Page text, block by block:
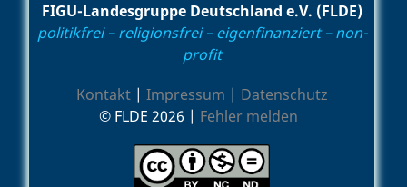
FIGU-Landesgruppe Deutschland e.V. (FLDE)
politikfrei – religionsfrei – eigenfinanziert – non-
profit
Kontakt| Impressum | Datenschutz
© FLDE 2026 | Fehler melden